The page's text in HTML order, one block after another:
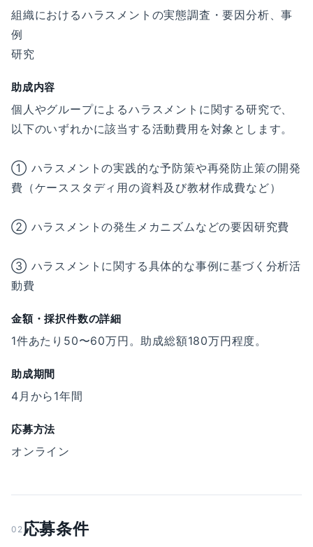
組織におけるハラスメントの実態調査・要因分析、事
例
研究
助成内容
個⼈やグループによるハラスメントに関する研究で、
以下のいずれかに該当する活動費⽤を対象とします。
① ハラスメントの実践的な予防策や再発防⽌策の開発
費（ケーススタディ⽤の資料及び教材作成費など）
② ハラスメントの発⽣メカニズムなどの要因研究費
③ ハラスメントに関する具体的な事例に基づく分析活
動費
金額・採択件数の詳細
1件あたり50〜60万円。助成総額180万円程度。
助成期間
4月から1年間
応募方法
オンライン
02 応募条件